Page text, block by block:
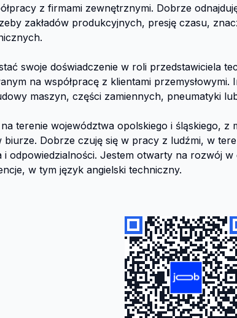
z firmami zewnętrznymi. Dobrze
zakładów produkcyjnych, presję czasu,
swoje doświadczenie w roli przedstawiciela
na współpracę z klientami
maszyn, części zamiennych, pneumatyki
terenie województwa opolskiego i śląskiego,
Dobrze czuję się w pracy z ludźmi, w
i odpowiedzialności. Jestem otwarty na rozwój
w tym język angielski techniczny.